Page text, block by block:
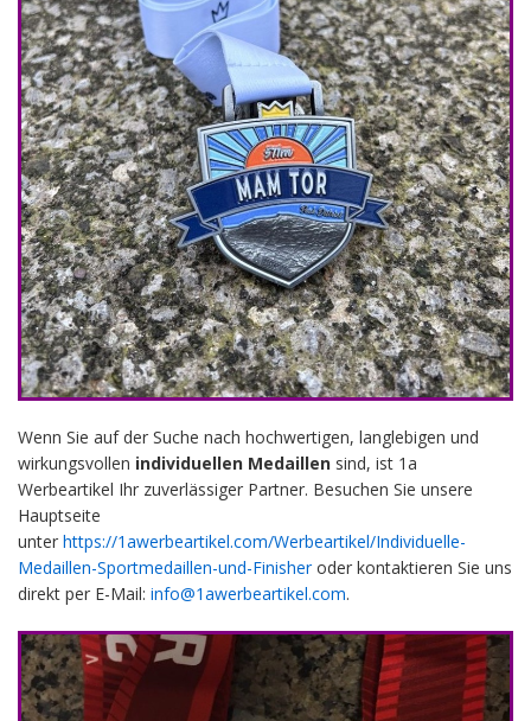
Wenn Sie auf der Suche nach hochwertigen, langlebigen und
wirkungsvollen individuellen Medaillen sind, ist 1a
Werbeartikel Ihr zuverlässiger Partner. Besuchen Sie unsere
Hauptseite
unter https://1awerbeartikel.com/Werbeartikel/Individuelle-
Medaillen-Sportmedaillen-und-Finisheroder kontaktieren Sie uns
direkt per E-Mail: info@1awerbeartikel.com.